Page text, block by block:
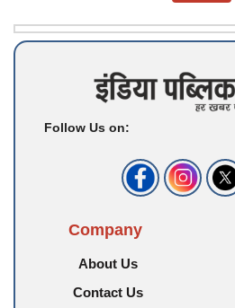
Follow Us on:
Company
About Us
Contact Us